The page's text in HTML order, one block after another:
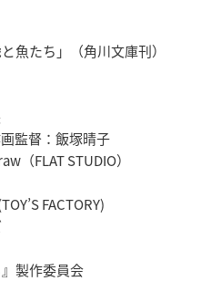
魚たち」（角川文庫刊）
監督：飯塚晴子
（FLAT STUDIO）
FACTORY)
製作委員会